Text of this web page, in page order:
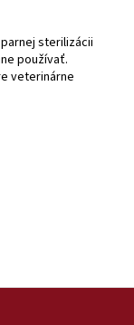
sterilizácii
používať.
veterinárne